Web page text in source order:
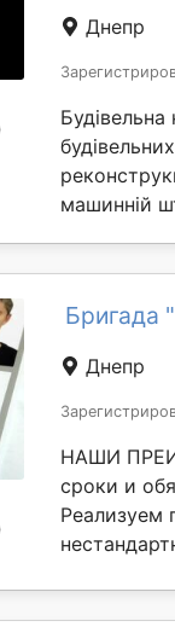
Днепр
машинній
Бригада
Днепр
НАШИ
сроки и
Реализуем